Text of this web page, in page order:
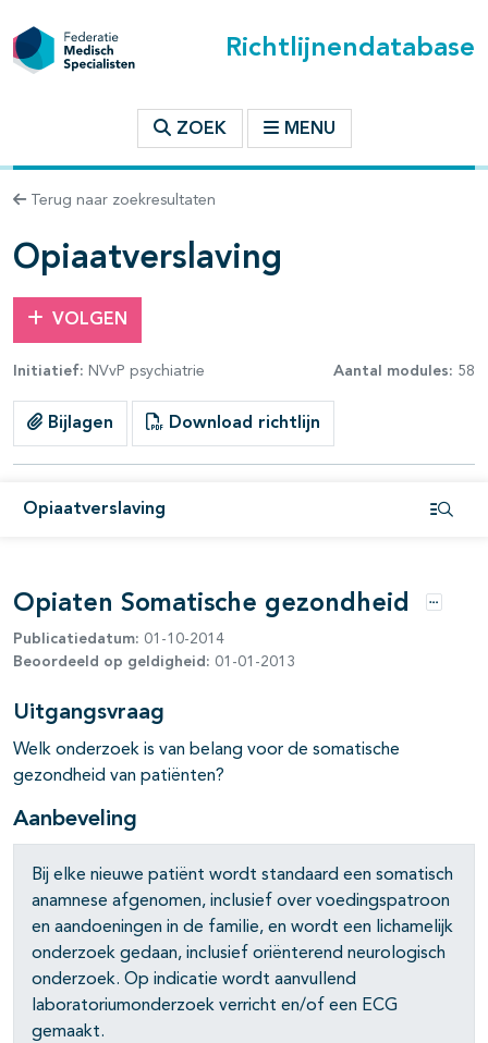
Richtlijnendatabase
ZOEK MENU
Terug naar zoekresultaten
Opiaatverslaving
VOLGEN
Initiatief: NVvP psychiatrie Aantal modules: 58
Bijlagen Download richtlijn
Opiaatverslaving
binnen deze richtlijn
open- en dichtklappen
open- en dichtklappen
open- en dichtklappen
open- en dichtklappen
open- en dichtklappen
Opiaten Somatische gezondheid Opties
Publicatiedatum: 01-10-2014
Beoordeeld op geldigheid: 01-01-2013
Uitgangsvraag
Welk onderzoek is van belang voor de somatische
gezondheid van patiënten?
Aanbeveling
Bij elke nieuwe patiënt wordt standaard een somatisch
anamnese afgenomen, inclusief over voedingspatroon
en aandoeningen in de familie, en wordt een lichamelijk
onderzoek gedaan, inclusief oriënterend neurologisch
onderzoek. Op indicatie wordt aanvullend
laboratoriumonderzoek verricht en/of een ECG
gemaakt.